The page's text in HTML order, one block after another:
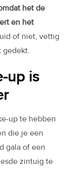
het de
en het
of niet, vettig
gedekt.
up is
up te hebben
die je een
gala of een
zintuig te